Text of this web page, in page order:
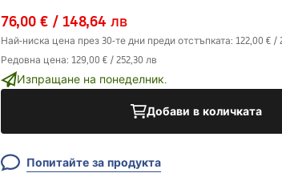
76,00 € / 148,64 лв
Най-ниска цена през 30-те дни преди отстъпката: 122,00 € /
Редовна цена: 129,00 € / 252,30 лв
Изпращане на понеделник.
Добави в количката
Попитайте за продукта